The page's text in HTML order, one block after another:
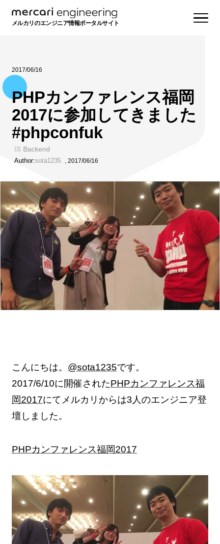
メルカリのエンジニア情報ポータルサイト
2017/06/16
PHPカンファレンス福岡
2017に参加してきました
#phpconfuk
Backend
Author:sota1235 , 2017/06/16
こんにちは。 @sota1235です。
2017/6/10に開催されたPHPカンファレンス福
岡2017にてメルカリからは3人のエンジニア登
壇しました。
PHPカンファレンス福岡2017